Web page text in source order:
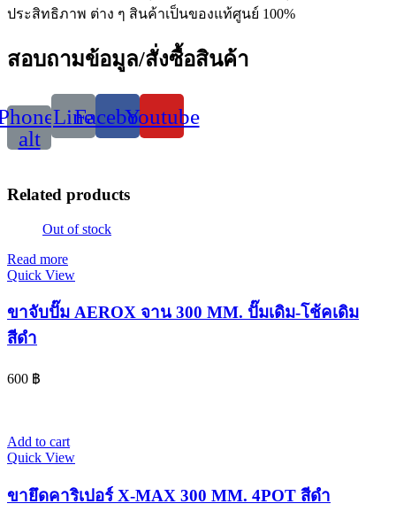
ประสิทธิภาพ ต่าง ๆ สินค้าเป็นของแท้ศูนย์ 100%
สอบถามข้อมูล/สั่งซื้อสินค้า
alt
LineFacebookYoutube
Related products
Out of stock
Read more
Quick View
ขาจับปั๊ม AEROX จาน 300 MM. ปั๊มเดิม-โช้คเดิม
สีดำ
600 ฿
Add to cart
Quick View
ขายึดคาริเปอร์ X-MAX 300 MM. 4POT สีดำ